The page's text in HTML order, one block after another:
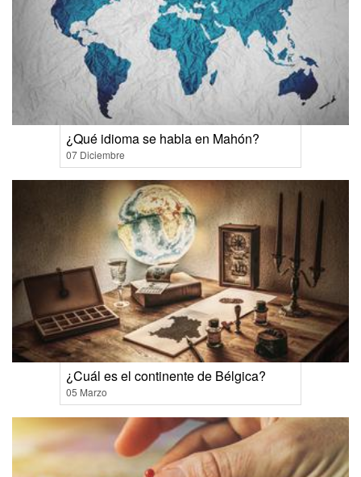
¿Qué idioma se habla en Mahón?
07 Diciembre
¿Cuál es el continente de Bélgica?
05 Marzo